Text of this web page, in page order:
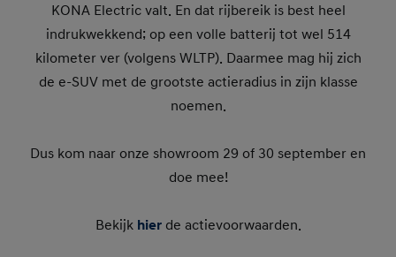
KONA Electric valt. En dat rijbereik is best heel
indrukwekkend; op een volle batterij tot wel 514
kilometer ver (volgens WLTP). Daarmee mag hij zich
de e-SUV met de grootste actieradius in zijn klasse
noemen.
Dus kom naar onze showroom 29 of 30 september en
doe mee!
Bekijk hierde actievoorwaarden.